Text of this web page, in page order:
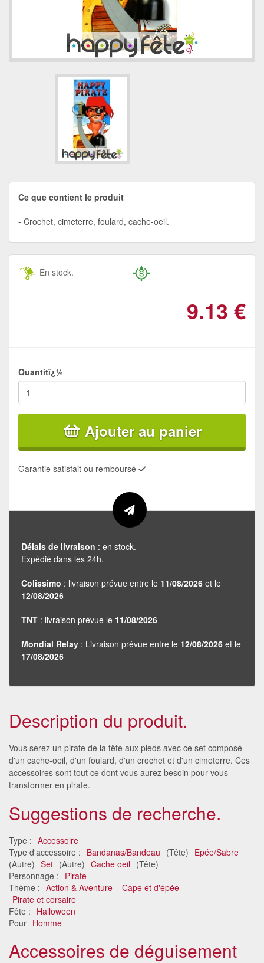
Ce que contient le produit
Crochet, cimeterre, foulard, cache-oeil.
En stock.
9.13 €
Quantitï¿½
Ajouter au panier
Garantie satisfait ou remboursé
Délais de livraison : en stock.
Expédié dans les 24h.
Colissimo : livraison prévue entre le 11/08/2026 et le
12/08/2026
TNT : livraison prévue le 11/08/2026
Mondial Relay : Livraison prévue entre le 12/08/2026 et le
17/08/2026
Description du produit.
Vous serez un pirate de la tête aux pieds avec ce set composé
d'un cache-oeil, d'un foulard, d'un crochet et d'un cimeterre. Ces
accessoires sont tout ce dont vous aurez besoin pour vous
transformer en pirate.
Suggestions de recherche.
Type : Accessoire
Type d'accessoire : Bandanas/Bandeau (Tête) Epée/Sabre
(Autre) Set (Autre) Cache oeil (Tête)
Personnage : Pirate
Thème : Action & Aventure
Cape et d'épée
Pirate et corsaire
Fête : Halloween
Pour Homme
Accessoires de déguisement